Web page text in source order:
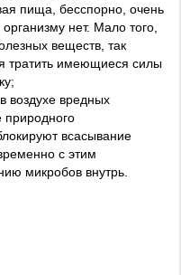
пища, бесспорно, очень
нет. Мало того,
веществ, так
тратить имеющиеся силы
воздухе вредных
всасывание
с этим
микробов внутрь.